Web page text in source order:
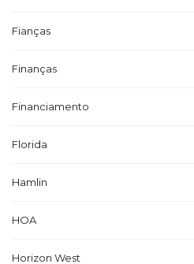
Fianças
Finanças
Financiamento
Florida
Hamlin
HOA
Horizon West